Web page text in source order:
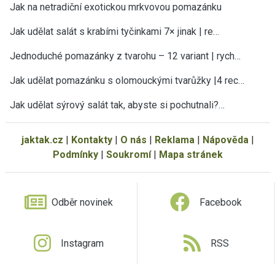
Jak na netradiční exotickou mrkvovou pomazánku
Jak udělat salát s krabími tyčinkami 7× jinak | re…
Jednoduché pomazánky z tvarohu – 12 variant | rych…
Jak udělat pomazánku s olomouckými tvarůžky |4 rec…
Jak udělat sýrový salát tak, abyste si pochutnali?…
jaktak.cz | Kontakty| O nás | Reklama | Nápověda |
Podmínky| Soukromí| Mapa stránek
Odběr novinek Facebook
Instagram RSS